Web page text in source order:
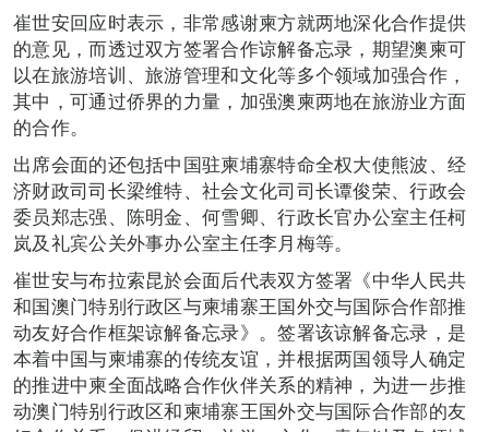
崔世安回应时表示，非常感谢柬方就两地深化合作提供
的意见，而透过双方签署合作谅解备忘录，期望澳柬可
以在旅游培训、旅游管理和文化等多个领域加强合作，
其中，可通过侨界的力量，加强澳柬两地在旅游业方面
的合作。
出席会面的还包括中国驻柬埔寨特命全权大使熊波、经
济财政司司长梁维特、社会文化司司长谭俊荣、行政会
委员郑志强、陈明金、何雪卿、行政长官办公室主任柯
岚及礼宾公关外事办公室主任李月梅等。
崔世安与布拉索昆於会面后代表双方签署《中华人民共
和国澳门特别行政区与柬埔寨王国外交与国际合作部推
动友好合作框架谅解备忘录》。签署该谅解备忘录，是
本着中国与柬埔寨的传统友谊，并根据两国领导人确定
的推进中柬全面战略合作伙伴关系的精神，为进一步推
动澳门特别行政区和柬埔寨王国外交与国际合作部的友